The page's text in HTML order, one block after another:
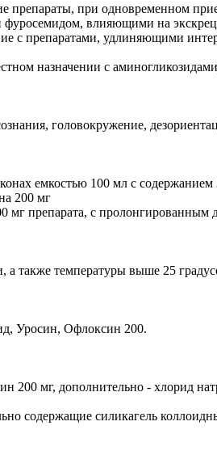
при одновременном
фуросемидом, влияющими на
с препаратами, удлиняющими
назначении с
головокружение,
емкостью 100 мл с содержанием
200 мг
мг препарата, с пролонгированным
а также температуры выше 25
Уросин, Офлоксин 200.
200 мг, дополнительно - хлорид
содержащие силикагель